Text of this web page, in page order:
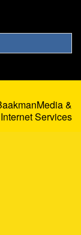
&
Services